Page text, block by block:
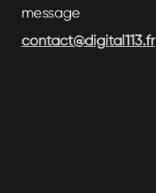
message
contact@digital113.fr